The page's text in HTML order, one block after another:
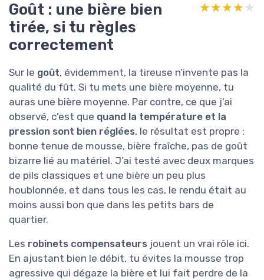
Goût : une bière bien
tirée, si tu règles
correctement
★★★★★
★★★★★
Sur le goût, évidemment, la tireuse n’invente pas la
qualité du fût. Si tu mets une bière moyenne, tu
auras une bière moyenne. Par contre, ce que j’ai
observé, c’est que quand la température et la
pression sont bien réglées, le résultat est propre :
bonne tenue de mousse, bière fraîche, pas de goût
bizarre lié au matériel. J’ai testé avec deux marques
de pils classiques et une bière un peu plus
houblonnée, et dans tous les cas, le rendu était au
moins aussi bon que dans les petits bars de
quartier.
Les robinets compensateurs jouent un vrai rôle ici.
En ajustant bien le débit, tu évites la mousse trop
agressive qui dégaze la bière et lui fait perdre de la